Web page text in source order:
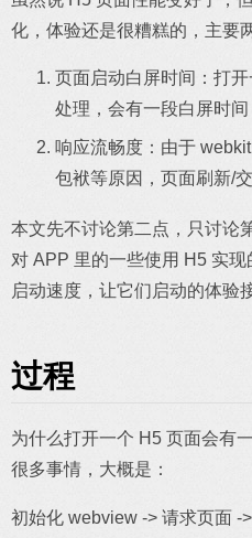
化，体验还是很糟糕的，主要
页面启动白屏时间：打
处理，会有一段白屏时间
响应流畅度：由于
包袱等原因，页面刷新/
本文先不讨论第二点，只讨论
对 APP 里的一些使用 H5 实
启动速度，让它们启动的体验
过程
为什么打开一个 H5 页面会有
很多事情，大概是：
初始化 webview -> 请求页面 -